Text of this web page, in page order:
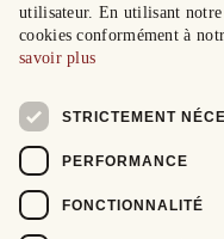
utilisateur. En utilisant notre
cookies conformément à
savoir plus
STRICTEMENT
PERFORMANCE
FONCTIONNALITÉ